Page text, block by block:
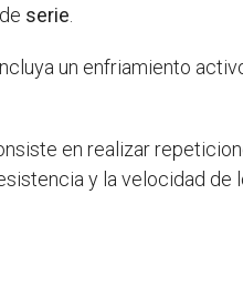
serie
un enfriamiento
en realizar
y la velocidad de